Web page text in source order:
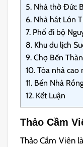
5. Nhà thờ Đức
6. Nhà hát Lớn
7. Phố đi bộ
8. Khu du lịch
9. Chợ Bến
10. Tòa nhà cao
11. Bến Nhà
12. Kết Luận
Thảo Cầm
Thảo Cầm Viên